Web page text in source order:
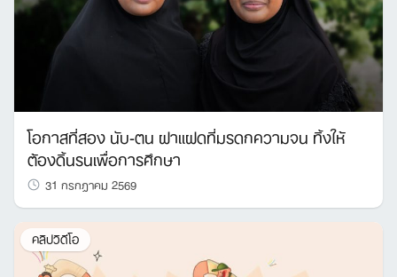
โอกาสที่สอง นับ-ตน ฝาแฝดที่มรดกความจน ทิ้งให้
ต้องดิ้นรนเพื่อการศึกษา
31 กรกฎาคม 2569
คลิปวิดีโอ